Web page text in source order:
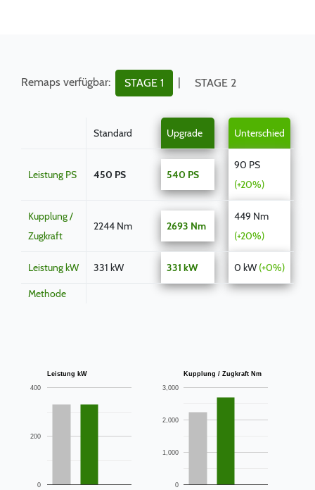
Remaps verfügbar: STAGE 1 | STAGE 2
Standard Upgrade Unterschied
Leistung PS 450 PS 540 PS
90 PS
(+20%)
Kupplung /
Zugkraft
2244 Nm 2693 Nm
449 Nm
(+20%)
Leistung kW 331 kW 331 kW 0 kW (+0%)
Methode
Leistung kW
0
200
400
Kupplung / Zugkraft Nm
0
1,000
2,000
3,000